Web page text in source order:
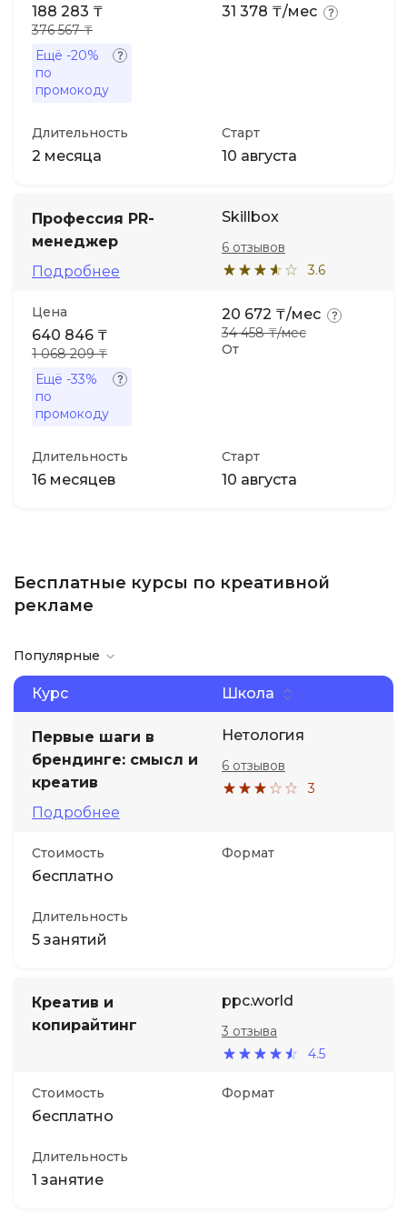
188 283 ₸
376 567 ₸
Ещё -20%
по
промокоду
31 378 ₸/мес
Длительность
2 месяца
Старт
10 августа
Профессия PR-
менеджер
Подробнее
Skillbox
3.6
6 отзывов
Цена
640 846 ₸
1 068 209 ₸
Ещё -33%
по
промокоду
От
20 672 ₸/мес
34 458 ₸/мес
Длительность
16 месяцев
Старт
10 августа
Бесплатные курсы по креативной
рекламе
Популярные
Курс Школа
Первые шаги в
брендинге: смысл и
креатив
Подробнее
Нетология
3
6 отзывов
Стоимость
бесплатно
Формат
Длительность
5 занятий
Креатив и
копирайтинг
ppc.world
4.5
3 отзыва
Стоимость
бесплатно
Формат
Длительность
1 занятие